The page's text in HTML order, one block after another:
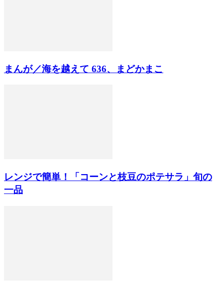
まんが／海を越えて 636、まどかまこ
レンジで簡単！「コーンと枝豆のポテサラ」旬の
一品